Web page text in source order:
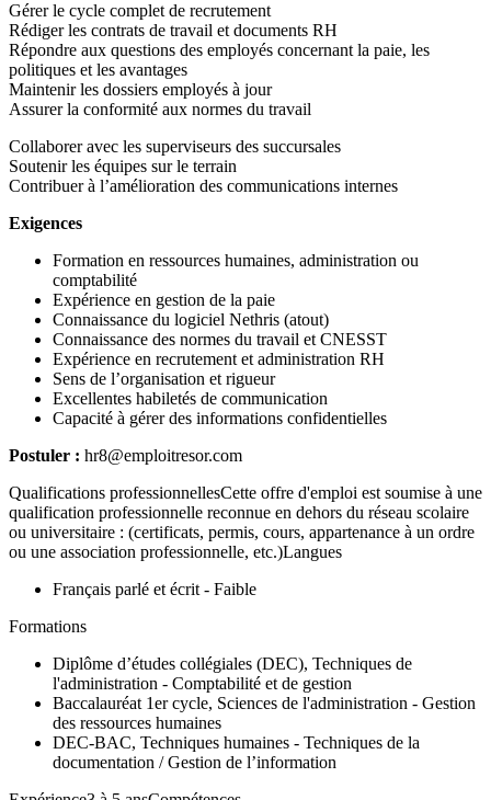
Gérer le cycle complet de recrutement
Rédiger les contrats de travail et documents RH
Répondre aux questions des employés concernant la paie, les
politiques et les avantages
Maintenir les dossiers employés à jour
Assurer la conformité aux normes du travail
Collaborer avec les superviseurs des succursales
Soutenir les équipes sur le terrain
Contribuer à l’amélioration des communications internes
Exigences
Formation en ressources humaines, administration ou
comptabilité
Expérience en gestion de la paie
Connaissance du logiciel Nethris (atout)
Connaissance des normes du travail et CNESST
Expérience en recrutement et administration RH
Sens de l’organisation et rigueur
Excellentes habiletés de communication
Capacité à gérer des informations confidentielles
Postuler : hr8@emploitresor.com
Qualifications professionnellesCette offre d'emploi est soumise à une
qualification professionnelle reconnue en dehors du réseau scolaire
ou universitaire : (certificats, permis, cours, appartenance à un ordre
ou une association professionnelle, etc.)Langues
Français parlé et écrit - Faible
Formations
Diplôme d’études collégiales (DEC), Techniques de
l'administration - Comptabilité et de gestion
Baccalauréat 1er cycle, Sciences de l'administration - Gestion
des ressources humaines
DEC-BAC, Techniques humaines - Techniques de la
documentation / Gestion de l’information